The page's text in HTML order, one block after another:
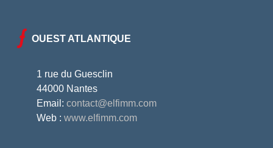
OUEST ATLANTIQUE
1 rue du Guesclin
44000 Nantes
Email: contact@elfimm.com
Web : www.elfimm.com